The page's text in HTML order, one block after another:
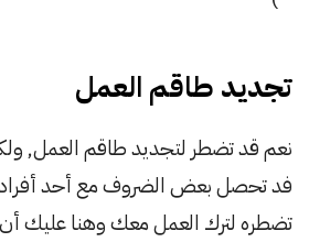
تجديد طاقم العمل
نعم قد تضطر لتجديد طاقم العمل,
فد تحصل بعض الضروف مع أحد
تضطره لترك العمل معك وهنا عليك